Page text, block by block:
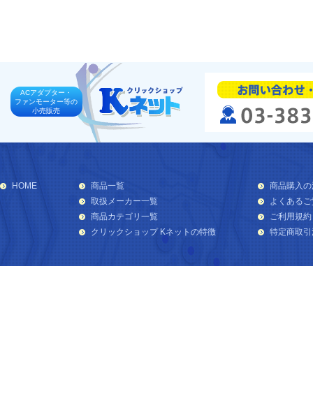
ACアダプター・
ファンモーター等の
小売販売
HOME
商品一覧
取扱メーカー一覧
商品カテゴリ一覧
クリックショップ Kネットの特徴
商品購入
よくある
ご利用規約
特定商取